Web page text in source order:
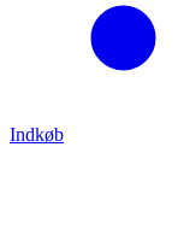
Indkøb